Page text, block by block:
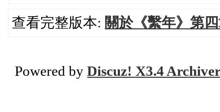
查看完整版本: 關於《繫年》第
Powered byDiscuz! X3.4